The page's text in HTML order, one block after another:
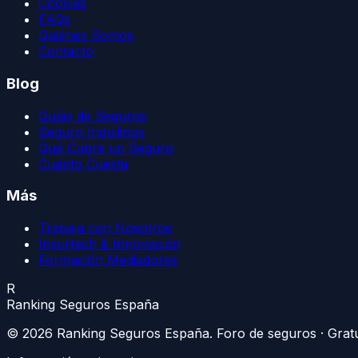
Cookies
FAQs
Quiénes Somos
Contacto
Blog
Guías de Seguros
Seguro Inquilinos
Qué Cubre un Seguro
Cuánto Cuesta
Más
Trabaja con Nosotros
Insurtech & Innovación
Formación Mediadores
R
Ranking Seguros España
© 2026 Ranking Seguros España. Foro de seguros ·